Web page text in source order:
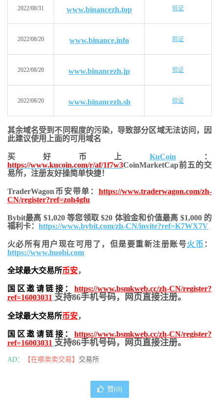
2022/08/31 www.binancezh.top 验证
2022/08/20 www.binance.info 验证
2022/08/20 www.binancezh.jp 验证
2022/08/20 www.binancezh.sh 验证
其余域名受到不同程度的污染，导致部分区域无法访问，
因
此建议使用上面的可用域名
买好币上KuCoin ：
https://www.kucoin.com/r/af/1f7w3CoinMarketCap前五的交
易所，注册友好操简单快捷！
TraderWagon币安带单： https://www.traderwagon.com/zh-
CN/register?ref=zoh4gfu
Bybit最高 $1,020 等您领取 $20 体验金和价值最高 $1,000 的
福利卡： https://www.bybit.com/zh-CN/invite?ref=K7WX7V
火必所有用户现在可用了，但是要重新注册账号火币 ：
https://www.huobi.com
全球最大交易所币安，
国区邀请链接： https://www.bsmkweb.cc/zh-CN/register?
ref=16003031 支持86手机号码，网页直接注册。
全球最大交易所币安，
国区邀请链接： https://www.bsmkweb.cc/zh-CN/register?
ref=16003031 支持86手机号码，网页直接注册。
AD： 【在哪卖卖交易】 交易所
赞(0)